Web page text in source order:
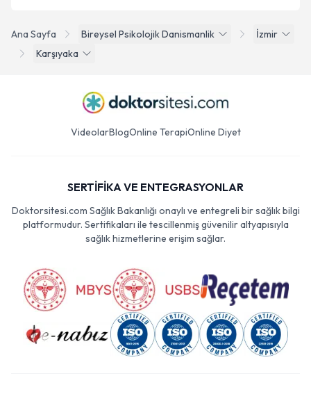
Ana Sayfa Bireysel Psikolojik Danismanlik
İzmir
Karşıyaka
VideolarBlogOnline TerapiOnline Diyet
SERTİFİKA VE ENTEGRASYONLAR
Doktorsitesi.com Sağlık Bakanlığı onaylı ve entegreli bir sağlık bilgi
platformudur. Sertifikaları ile tescillenmiş güvenilir altyapısıyla
sağlık hizmetlerine erişim sağlar.